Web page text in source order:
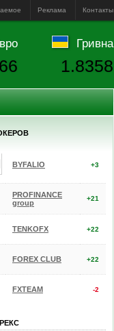
Реклама Контакты
BYFALIO +3
PROFINANCE
group
+21
TENKOFX +22
FOREX CLUB +22
FXTEAM -2
Гривна
1.8358